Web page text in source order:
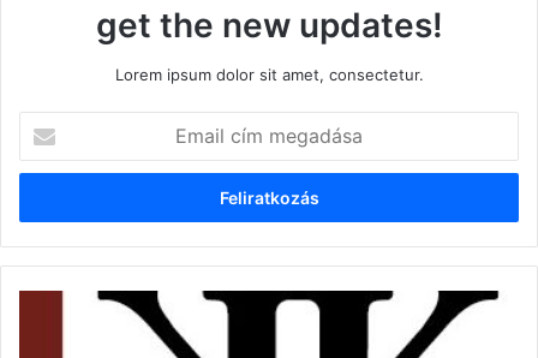
get the new updates!
Lorem ipsum dolor sit amet, consectetur.
cím
megadása